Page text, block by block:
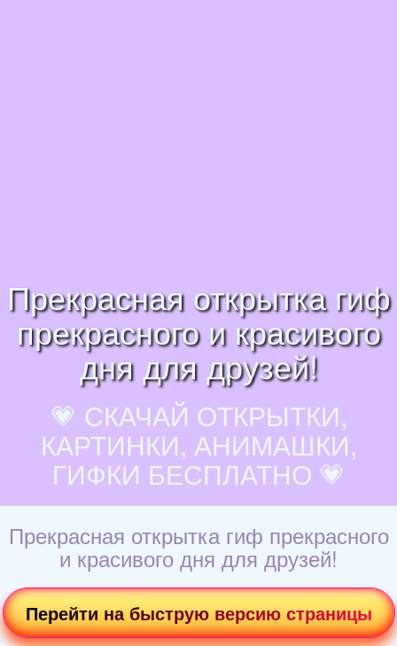
Прекрасная открытка гиф
прекрасного и красивого
дня для друзей!
💗 СКАЧАЙ ОТКРЫТКИ,
КАРТИНКИ, АНИМАШКИ,
ГИФКИ БЕСПЛАТНО 💗
Прекрасная открытка гиф прекрасного
и красивого дня для друзей!
Перейти на быструю версию страницы